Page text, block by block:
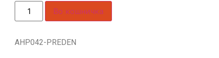
Во кошничка
AHP042-PREDEN